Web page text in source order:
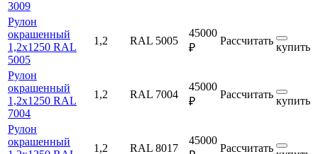
3009
Рулон
окрашенный
1,2х1250 RAL
5005
1,2 RAL 5005
45000
₽
Рассчитать
купить
Рулон
окрашенный
1,2х1250 RAL
7004
1,2 RAL 7004
45000
₽
Рассчитать
купить
Рулон
окрашенный
1,2 RAL 8017
45000
Рассчитать